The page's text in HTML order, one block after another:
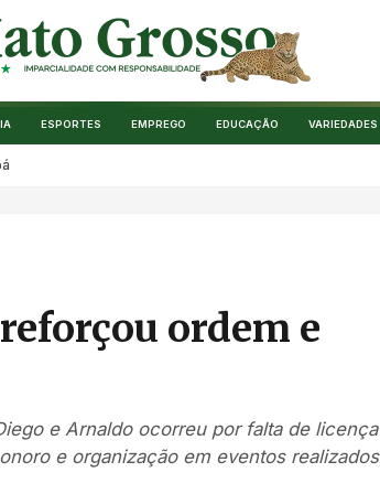
ESPORTES EMPREGO EDUCAÇÃO VARIEDADES
ordem e
e Arnaldo ocorreu por falta de licença
e organização em eventos realizados